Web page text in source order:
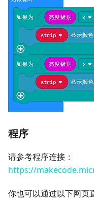
程序
请参考程序连接：
https://
你也可以通过以下网页